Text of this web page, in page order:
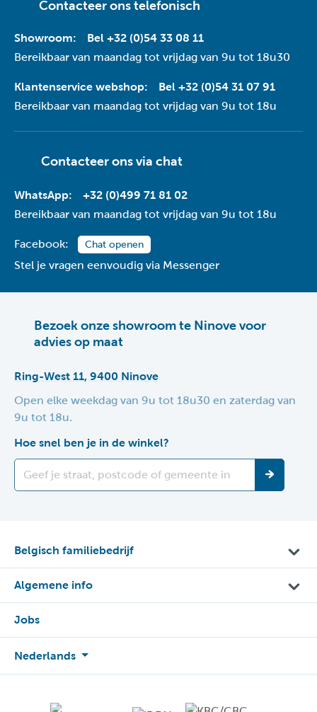
Contacteer ons telefonisch
Showroom:
Bel +32 (0)54 33 08 11
Bereikbaar van maandag tot vrijdag van 9u tot 18u30
Klantenservice webshop:
Bel +32 (0)54 31 07 91
Bereikbaar van maandag tot vrijdag van 9u tot 18u
Contacteer ons via chat
WhatsApp:
+32 (0)499 71 81 02
Bereikbaar van maandag tot vrijdag van 9u tot 18u
Facebook: Chat openen
Stel je vragen eenvoudig via Messenger
Bezoek onze showroom te Ninove voor
advies op maat
Ring-West 11, 9400 Ninove
Open elke weekdag van 9u tot 18u30 en zaterdag van
9u tot 18u.
Hoe snel ben je in de winkel?
Belgisch familiebedrijf
Algemene info
Jobs
Nederlands